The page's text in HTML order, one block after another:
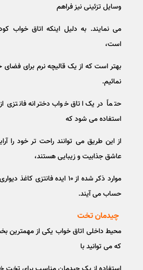
وسایل تزئینی نیز فراهم
می نمایند. به دلیل اینکه اتاق خواب
است،
بهتر است که از یک قالیچه نرم برای فضای
نمائیم.
حتماً در یک اتاق خواب دخترانه فانتزی
استفاده می شود که
از این طریق می توانند راحت تر خود را
عاشق جذابیت و زیبایی هستند،
موارد ذکر شده از ۱۰ ایده فانتزی
حساب می آیند.
چیدمان تخت
محیط داخلی اتاق خواب یکی از
که می توانید با